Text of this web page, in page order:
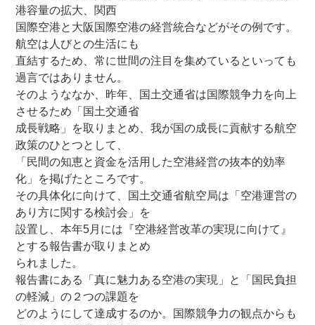
港容量の拡大、関西
国際空港と大阪国際空港の経営統合などがその例です。
航空は人びとの生活にも
直結するため、常に世間の注目を集めているといっても
過言ではありません。
そのようななか、昨年、国土交通省は国際競争力を向上
させるため「国土交通省
成長戦略」を取りまとめ、我が国の成長に貢献する航空
政策のひとつとして、
「民間の知恵と資金を活用した空港経営の抜本的効率
化」を掲げたところです。
その具体化に向けて、国土交通省航空局は「空港運営の
あり方に関する検討会」を
設置し、本年5月には『空港経営改革の実現に向けて』
とする報告書が取りまとめ
られました。
報告書にある「真に魅力ある空港の実現」と「国民負担
の軽減」の２つの課題を
どのようにして達成するのか。国際競争力の観点からも